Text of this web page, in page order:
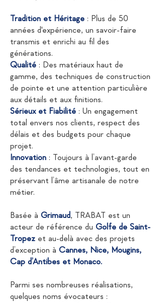
Tradition et Héritage : Plus de 50
années d'expérience, un savoir-faire
transmis et enrichi au fil des
générations.
Qualité : Des matériaux haut de
gamme, des techniques de construction
de pointe et une attention particulière
aux détails et aux finitions.
Sérieux et Fiabilité : Un engagement
total envers nos clients, respect des
délais et des budgets pour chaque
projet.
Innovation : Toujours à l’avant-garde
des tendances et technologies, tout en
préservant l’âme artisanale de notre
métier.
Basée à Grimaud, TRABAT est un
acteur de référence du Golfe de Saint-
Tropez et au-delà avec des projets
d’exception à Cannes, Nice, Mougins,
Cap d’Antibes et Monaco.
Parmi ses nombreuses réalisations,
quelques noms évocateurs :